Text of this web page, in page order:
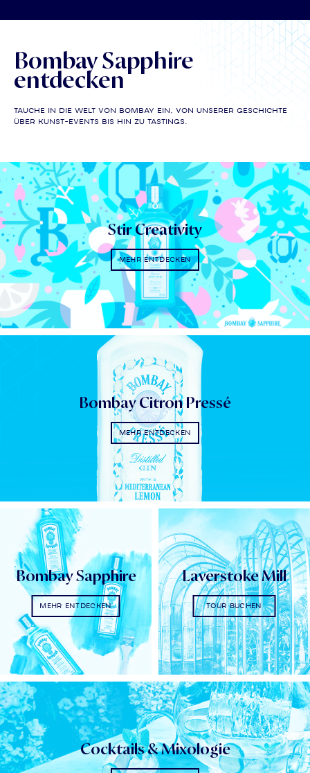
Bombay Sapphire
entdecken
Tauche in die Welt von Bombay ein, von unserer Geschichte
über Kunst-Events bis hin zu Tastings.
Bombay Sapphire
MEHR ENTDECKEN
Stir Creativity
MEHR ENTDECKEN
Laverstoke Mill
TOUR BUCHEN
Bombay Citron Pressé
MEHR ENTDECKEN
Cocktails & Mixologie